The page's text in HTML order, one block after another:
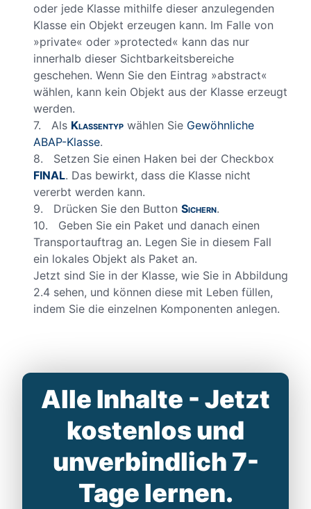
oder jede Klasse mithilfe dieser anzulegenden
Klasse ein Objekt erzeugen kann. Im Falle von
»private« oder »protected« kann das nur
innerhalb dieser Sichtbarkeitsbereiche
geschehen. Wenn Sie den Eintrag »abstract«
wählen, kann kein Objekt aus der Klasse erzeugt
werden.
7. Als Klassentyp wählen Sie Gewöhnliche
ABAP-Klasse.
8. Setzen Sie einen Haken bei der Checkbox
FINAL. Das bewirkt, dass die Klasse nicht
vererbt werden kann.
9. Drücken Sie den Button Sichern.
10. Geben Sie ein Paket und danach einen
Transportauftrag an. Legen Sie in diesem Fall
ein lokales Objekt als Paket an.
Jetzt sind Sie in der Klasse, wie Sie in Abbildung
2.4 sehen, und können diese mit Leben füllen,
indem Sie die einzelnen Komponenten anlegen.
Alle Inhalte - Jetzt
kostenlos und
unverbindlich 7-
Tage lernen.